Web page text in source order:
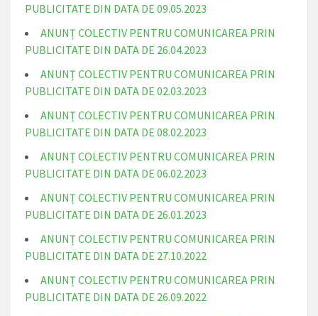
PUBLICITATE DIN DATA DE 09.05.2023
ANUNȚ COLECTIV PENTRU COMUNICAREA PRIN
PUBLICITATE DIN DATA DE 26.04.2023
ANUNȚ COLECTIV PENTRU COMUNICAREA PRIN
PUBLICITATE DIN DATA DE 02.03.2023
ANUNȚ COLECTIV PENTRU COMUNICAREA PRIN
PUBLICITATE DIN DATA DE 08.02.2023
ANUNȚ COLECTIV PENTRU COMUNICAREA PRIN
PUBLICITATE DIN DATA DE 06.02.2023
ANUNȚ COLECTIV PENTRU COMUNICAREA PRIN
PUBLICITATE DIN DATA DE 26.01.2023
ANUNȚ COLECTIV PENTRU COMUNICAREA PRIN
PUBLICITATE DIN DATA DE 27.10.2022
ANUNȚ COLECTIV PENTRU COMUNICAREA PRIN
PUBLICITATE DIN DATA DE 26.09.2022